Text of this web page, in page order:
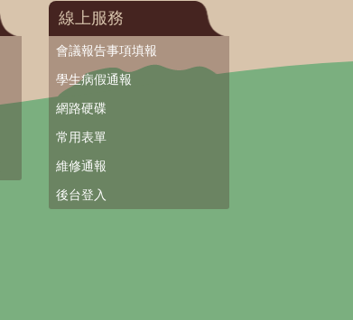
線上服務
會議報告事項填報
學生病假通報
網路硬碟
常用表單
維修通報
後台登入